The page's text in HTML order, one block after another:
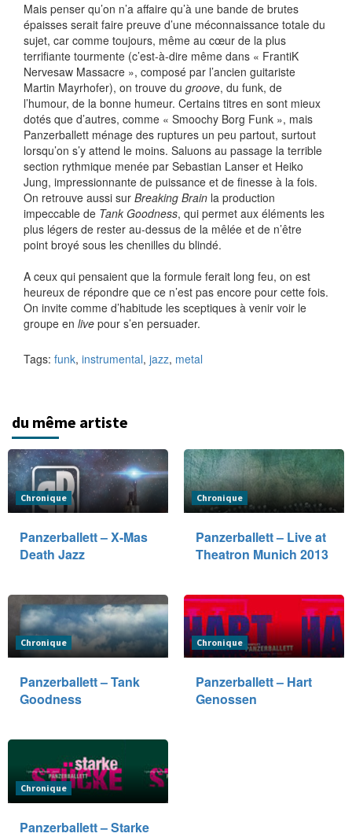
Mais penser qu’on n’a affaire qu’à une bande de brutes
épaisses serait faire preuve d’une méconnaissance totale du
sujet, car comme toujours, même au cœur de la plus
terrifiante tourmente (c’est-à-dire même dans « FrantiK
Nervesaw Massacre », composé par l’ancien guitariste
Martin Mayrhofer), on trouve du groove, du funk, de
l’humour, de la bonne humeur. Certains titres en sont mieux
dotés que d’autres, comme « Smoochy Borg Funk », mais
Panzerballett ménage des ruptures un peu partout, surtout
lorsqu’on s’y attend le moins. Saluons au passage la terrible
section rythmique menée par Sebastian Lanser et Heiko
Jung, impressionnante de puissance et de finesse à la fois.
On retrouve aussi sur Breaking Brain la production
impeccable de Tank Goodness, qui permet aux éléments les
plus légers de rester au-dessus de la mêlée et de n’être
point broyé sous les chenilles du blindé.
A ceux qui pensaient que la formule ferait long feu, on est
heureux de répondre que ce n’est pas encore pour cette fois.
On invite comme d’habitude les sceptiques à venir voir le
groupe en live pour s’en persuader.
Tags: funk, instrumental, jazz, metal
du même artiste
Chronique
Panzerballett – X-Mas
Death Jazz
Chronique
Panzerballett – Live at
Theatron Munich 2013
Chronique
Panzerballett – Tank
Goodness
Chronique
Panzerballett – Hart
Genossen
Chronique
Panzerballett – Starke